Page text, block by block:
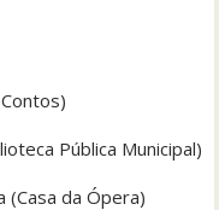
Pública Municipal)
(Casa da Ópera)